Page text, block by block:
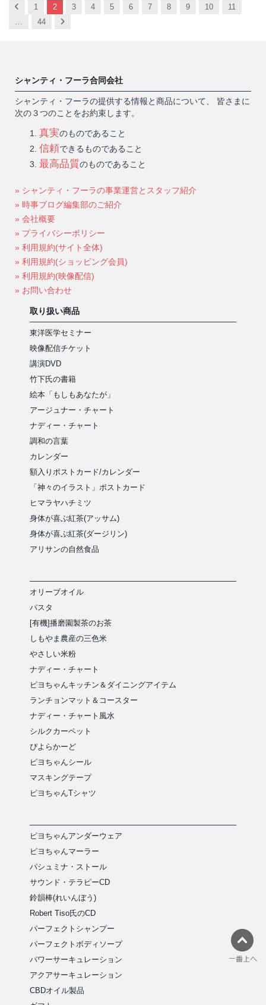
Previous
1 2 3 4 5 6 7 8 9 10
11
…
44 Next
シャンティ・フーラ合同会社
シャンティ・フーラの提供する情報と商品について、 皆さまに
次の３つのことをお約束します。
真実のものであること
信頼できるものであること
最高品質のものであること
» シャンティ・フーラの事業運営とスタッフ紹介
» 時事ブログ編集部のご紹介
» 会社概要
» プライバシーポリシー
» 利用規約(サイト全体)
» 利用規約(ショッピング会員)
» 利用規約(映像配信)
» お問い合わせ
取り扱い商品
東洋医学セミナー
映像配信チケット
講演DVD
竹下氏の書籍
絵本「もしもあなたが」
アージュナー・チャート
ナディー・チャート
調和の言葉
カレンダー
額入りポストカード/カレンダー
「神々のイラスト」ポストカード
ヒマラヤハチミツ
身体が喜ぶ紅茶(アッサム)
身体が喜ぶ紅茶(ダージリン)
アリサンの自然食品
オリーブオイル
パスタ
[有機]播磨園製茶のお茶
しもやま農産の三色米
やさしい米粉
ナディー・チャート
ピヨちゃんキッチン＆ダイニングアイテム
ランチョンマット＆コースター
ナディー・チャート風水
シルクカーペット
ぴよらかーど
ピヨちゃんシール
マスキングテープ
ピヨちゃんTシャツ
ピヨちゃんアンダーウェア
ピヨちゃんマーラー
パシュミナ・ストール
サウンド・テラピーCD
鈴韻棒(れいんぼう)
Robert Tiso氏のCD
パーフェクトシャンプー
パーフェクトボディソープ
パワーサーキュレーション
アクアサーキュレーション
CBDオイル製品